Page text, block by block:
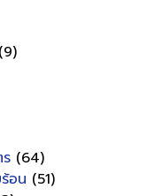
(9)
(64)
อน (51)